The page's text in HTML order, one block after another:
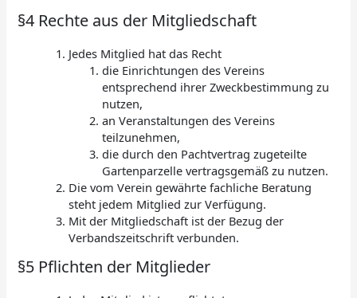
§4 Rechte aus der Mitgliedschaft
Jedes Mitglied hat das Recht
die Einrichtungen des Vereins
entsprechend ihrer Zweckbestimmung zu
nutzen,
an Veranstaltungen des Vereins
teilzunehmen,
die durch den Pachtvertrag zugeteilte
Gartenparzelle vertragsgemäß zu nutzen.
Die vom Verein gewährte fachliche Beratung
steht jedem Mitglied zur Verfügung.
Mit der Mitgliedschaft ist der Bezug der
Verbandszeitschrift verbunden.
§5 Pflichten der Mitglieder